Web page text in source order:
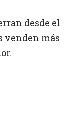
desde el
venden más